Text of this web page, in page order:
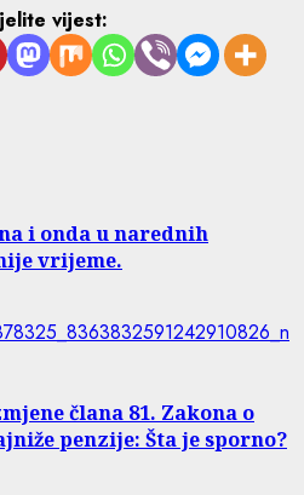
vijest:
i onda u narednih
vrijeme.
člana 81. Zakona o
penzije: Šta je sporno?